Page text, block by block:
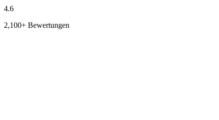
4.6
2,100+ Bewertungen